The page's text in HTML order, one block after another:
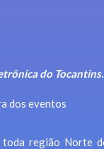
do Tocantins.
dos eventos
região Norte